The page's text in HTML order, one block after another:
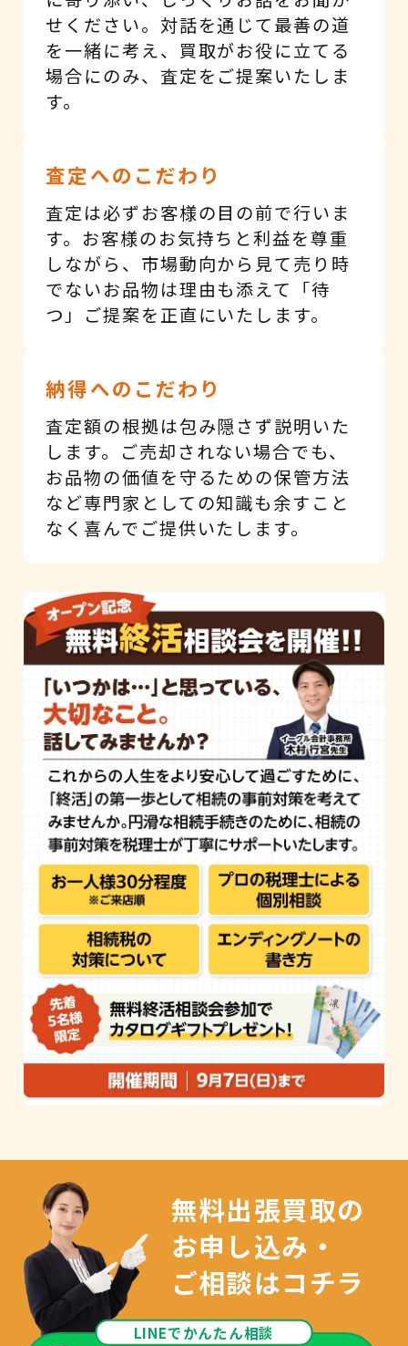
せください。対話を通じて最善の道
を一緒に考え、買取がお役に立てる
場合にのみ、査定をご提案いたしま
す。
査定へのこだわり
査定は必ずお客様の目の前で行いま
す。お客様のお気持ちと利益を尊重
しながら、市場動向から見て売り時
でないお品物は理由も添えて「待
つ」ご提案を正直にいたします。
納得へのこだわり
査定額の根拠は包み隠さず説明いた
します。ご売却されない場合でも、
お品物の価値を守るための保管方法
など専門家としての知識も余すこと
なく喜んでご提供いたします。
無料出張買取の
お申し込み・
ご相談はコチラ
LINEでかんたん相談